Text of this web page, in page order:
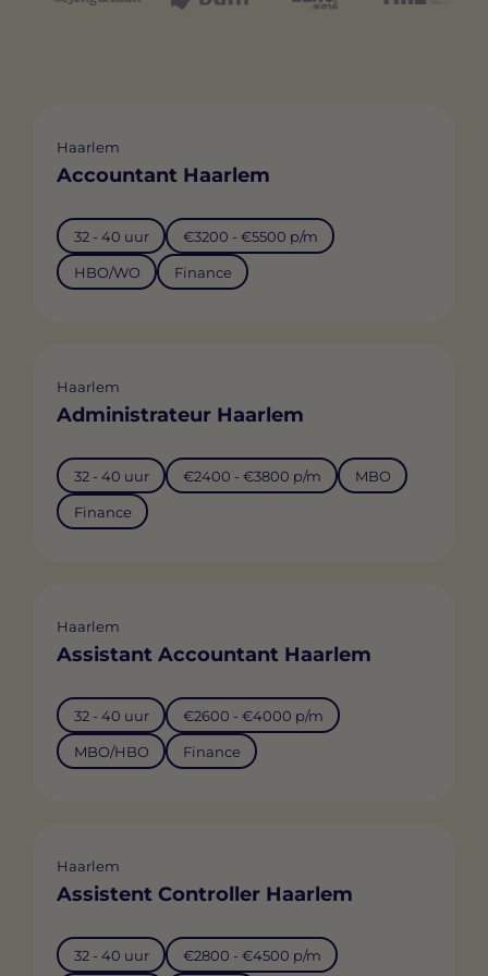
Haarlem
Accountant Haarlem
32 - 40 uur €3200 - €5500 p/m
HBO/WO Finance
Haarlem
Administrateur Haarlem
32 - 40 uur €2400 - €3800 p/m MBO
Finance
Haarlem
Assistant Accountant Haarlem
32 - 40 uur €2600 - €4000 p/m
MBO/HBO Finance
Haarlem
Assistent Controller Haarlem
32 - 40 uur €2800 - €4500 p/m